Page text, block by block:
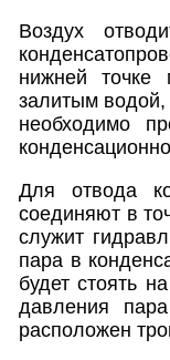
Воздух
нижней точке
залитым водой,
необходимо
Для отвода
соединяют в
служит
пара в
будет стоять
давления
расположен